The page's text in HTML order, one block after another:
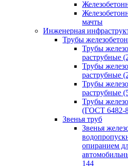
мачты
Инженерная
Трубы
Трубы
раструбные
Трубы
раструбные
Трубы
раструбные
Трубы
(ГОСТ 6482-
Звенья труб
Звенья
опиранием
144